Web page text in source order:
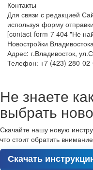
Контакты
Для связи с редакцией
используя форму
[contact-form-7 404 "Не
Новостройки
Адрес: г.Владивосток,
Телефон: +7 (423) 280-
Не знаете
выбрать
Скачайте нашу новую
что стоит обратить
Скачать